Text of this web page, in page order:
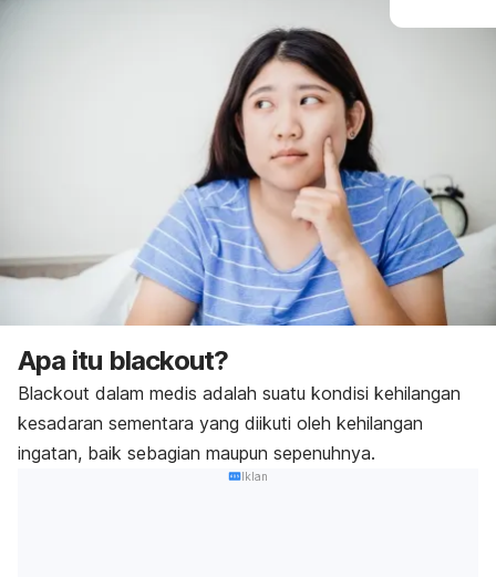
Apa itu blackout?
Blackout dalam medis adalah suatu kondisi kehilangan
kesadaran sementara yang diikuti oleh kehilangan
ingatan, baik sebagian maupun sepenuhnya.
Iklan